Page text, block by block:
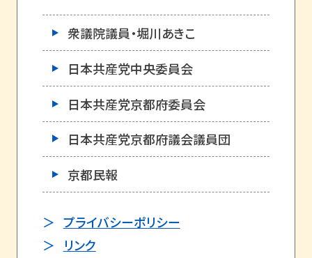
衆議院議員・堀川あきこ
日本共産党中央委員会
日本共産党京都府委員会
日本共産党京都府議会議員団
京都民報
プライバシーポリシー
リンク